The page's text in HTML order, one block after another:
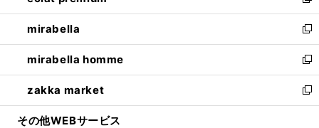
開
く
ウ
で
開
く
ン
ド
ウ
で
開
く
ウ
ィ
ン
ド
ウ
で
開
し
い
ウ
ィ
ン
ド
ウ
mirabella
新
し
い
ウ
ィ
ン
mirabella homme
新
し
い
ウ
zakka market
新
し
その他WEBサービス